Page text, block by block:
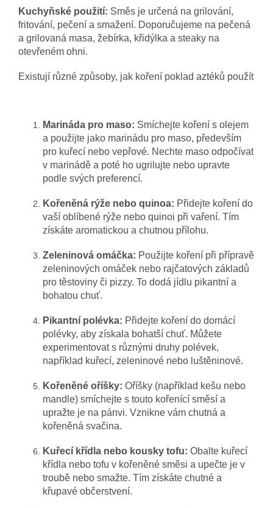
Kuchyňské použití: Směs je určená na grilování,
fritování, pečení a smažení. Doporučujeme na pečená
a grilovaná masa, žebírka, křidýlka a steaky na
otevřeném ohni.
Existují různé způsoby, jak koření poklad aztéků použít
Marináda pro maso: Smíchejte koření s olejem
a použijte jako marinádu pro maso, především
pro kuřecí nebo vepřové. Nechte maso odpočívat
v marinádě a poté ho ugrilujte nebo upravte
podle svých preferencí.
Kořeněná rýže nebo quinoa: Přidejte koření do
vaší oblíbené rýže nebo quinoi při vaření. Tím
získáte aromatickou a chutnou přílohu.
Zeleninová omáčka: Použijte koření při přípravě
zeleninových omáček nebo rajčatových základů
pro těstoviny či pizzy. To dodá jídlu pikantní a
bohatou chuť.
Pikantní polévka: Přidejte koření do domácí
polévky, aby získala bohatší chuť. Můžete
experimentovat s různými druhy polévek,
například kuřecí, zeleninové nebo luštěninové.
Kořeněné oříšky: Oříšky (například kešu nebo
mandle) smíchejte s touto kořenící směsí a
upražte je na pánvi. Vznikne vám chutná a
kořeněná svačina.
Kuřecí křídla nebo kousky tofu: Obalte kuřecí
křídla nebo tofu v kořeněné směsi a upečte je v
troubě nebo smažte. Tím získáte chutné a
křupavé občerstvení.